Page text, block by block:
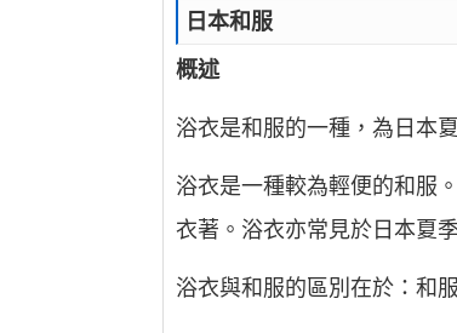
日本和服
概述
浴衣是和服的一種，為日本
浴衣是一種較為輕便的和服
衣著。浴衣亦常見於日本夏
浴衣與和服的區別在於：和